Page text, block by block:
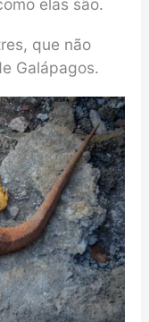
elas são.
que não
Galápagos.